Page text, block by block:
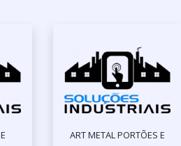
ART METAL PORTÕES E